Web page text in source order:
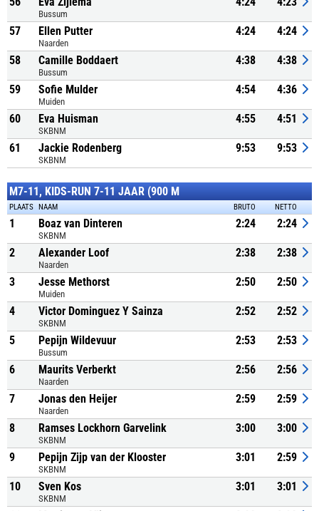
Bussum
57 Ellen Putter
Naarden
4:24 4:24
58 Camille Boddaert
Bussum
4:38 4:38
59 Sofie Mulder
Muiden
4:54 4:36
60 Eva Huisman
SKBNM
4:55 4:51
61 Jackie Rodenberg
SKBNM
9:53 9:53
M7-11, KIDS-RUN 7-11 JAAR (900 M
PLAATS NAAM BRUTO NETTO
1 Boaz van Dinteren
SKBNM
2:24 2:24
2 Alexander Loof
Naarden
2:38 2:38
3 Jesse Methorst
Muiden
2:50 2:50
4 Victor Dominguez Y Sainza
SKBNM
2:52 2:52
5 Pepijn Wildevuur
Bussum
2:53 2:53
6 Maurits Verberkt
Naarden
2:56 2:56
7 Jonas den Heijer
Naarden
2:59 2:59
8 Ramses Lockhorn Garvelink
SKBNM
3:00 3:00
9 Pepijn Zijp van der Klooster
SKBNM
3:01 2:59
10 Sven Kos
SKBNM
3:01 3:01